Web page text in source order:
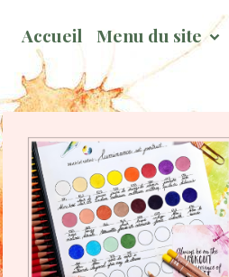
Accueil Menu du site